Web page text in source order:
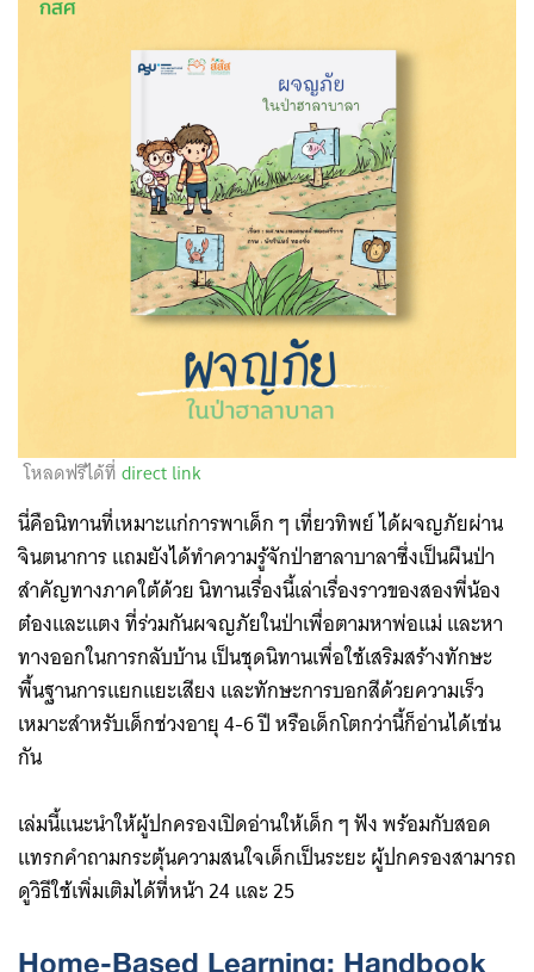
โหลดฟรีได้ที่direct link
นี่คือนิทานที่เหมาะแก่การพาเด็ก ๆ เที่ยวทิพย์ ได้ผจญภัยผ่าน
จินตนาการ แถมยังได้ทำความรู้จักป่าฮาลาบาลาซึ่งเป็นผืนป่า
สำคัญทางภาคใต้ด้วย นิทานเรื่องนี้เล่าเรื่องราวของสองพี่น้อง
ต๋องและแตง ที่ร่วมกันผจญภัยในป่าเพื่อตามหาพ่อแม่ และหา
ทางออกในการกลับบ้าน เป็นชุดนิทานเพื่อใช้เสริมสร้างทักษะ
พื้นฐานการแยกแยะเสียง และทักษะการบอกสีด้วยความเร็ว
เหมาะสำหรับเด็กช่วงอายุ 4-6 ปี หรือเด็กโตกว่านี้ก็อ่านได้เช่น
กัน
เล่มนี้แนะนำให้ผู้ปกครองเปิดอ่านให้เด็ก ๆ ฟัง พร้อมกับสอด
แทรกคำถามกระตุ้นความสนใจเด็กเป็นระยะ ผู้ปกครองสามารถ
ดูวิธีใช้เพิ่มเติมได้ที่หน้า 24 และ 25
Home-Based Learning: Handbook